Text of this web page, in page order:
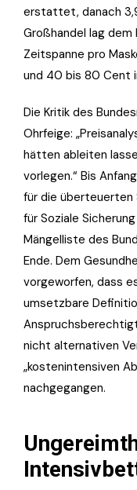
erstattet, danach
Großhandel lag
Zeitspanne pro
und 40 bis 80 Cent
Die Kritik des
Ohrfeige:
hätten ableiten
vorlegen.“ Bis
für die überteuerten
für Soziale
Mängelliste des
Ende. Dem
vorgeworfen, dass
umsetzbare
nicht alternativen
„kostenintensiven
nachgegangen.